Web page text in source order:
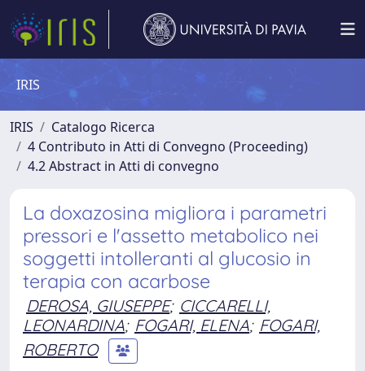
IRIS
IRIS
Catalogo Ricerca
4 Contributo in Atti di Convegno (Proceeding)
4.2 Abstract in Atti di convegno
La doxazosina migliora i parametri
pressori e l'assetto metabolico nei
soggetti intolleranti al glucosio in
terapia con acarbose
DEROSA, GIUSEPPE; CICCARELLI,
LEONARDINA; FOGARI, ELENA; FOGARI,
ROBERTO